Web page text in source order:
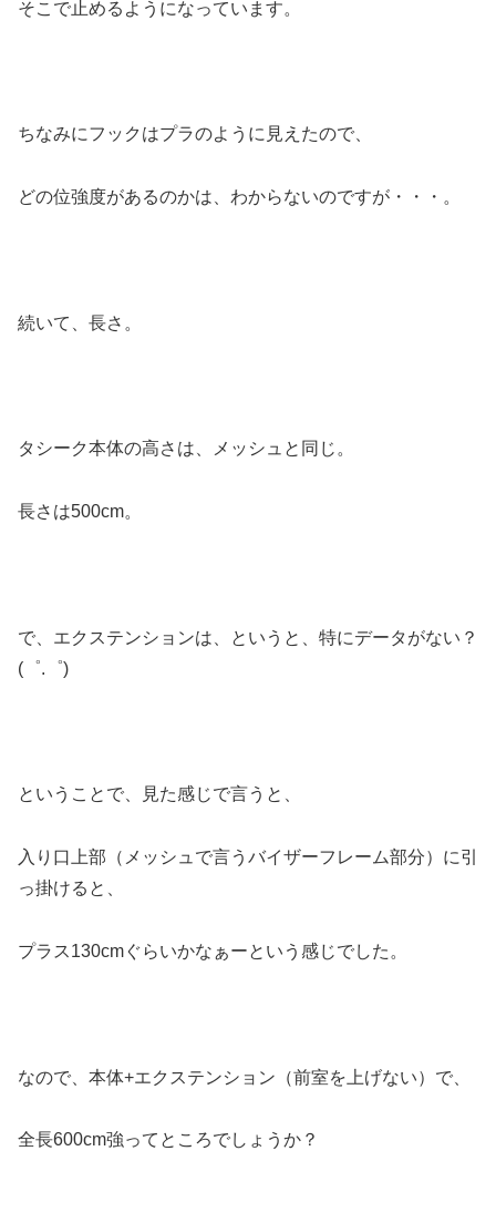
そこで止めるようになっています。
ちなみにフックはプラのように見えたので、
どの位強度があるのかは、わからないのですが・・・。
続いて、長さ。
タシーク本体の高さは、メッシュと同じ。
長さは500cm。
で、エクステンションは、というと、特にデータがない？
(゜.゜)
ということで、見た感じで言うと、
入り口上部（メッシュで言うバイザーフレーム部分）に引
っ掛けると、
プラス130cmぐらいかなぁーという感じでした。
なので、本体+エクステンション（前室を上げない）で、
全長600cm強ってところでしょうか？